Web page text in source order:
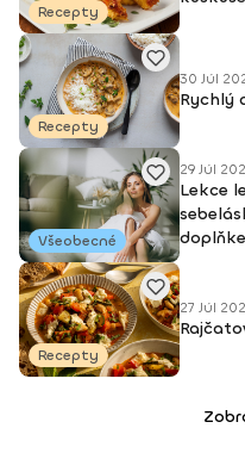
Recepty
Recepty
30 Júl
Rychlý
Všeobecné
29 Júl
Lekce
Recepty
27 Júl